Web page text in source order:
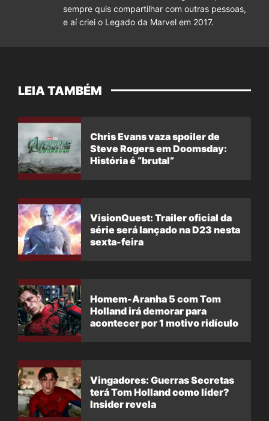
sempre quis compartilhar com outras pessoas,
e aí criei o Legado da Marvel em 2017.
LEIA TAMBÉM
Chris Evans vaza spoiler de
Steve Rogers em Doomsday:
História é “brutal”
VisionQuest: Trailer oficial da
série será lançado na D23 nesta
sexta-feira
Homem-Aranha 5 com Tom
Holland irá demorar para
acontecer por 1 motivo ridículo
Vingadores: Guerras Secretas
terá Tom Holland como líder?
Insider revela